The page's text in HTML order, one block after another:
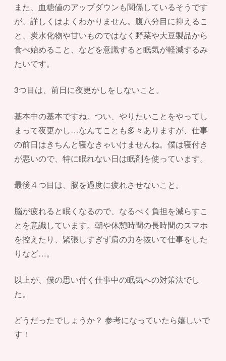
また、血糖値のアップダウンも関係しているそうです
が、詳しくはよくわかりません。腹八分目に抑えるこ
と、炭水化物や甘いものではなく野菜や大豆製品から
食べ始めること、などを意識すると眠気が軽減するみ
たいです。
3つ目は、前日に夜更かしをしないこと。
基本中の基本ですね。つい、やりたいことをやってし
まって夜更かし…なんてことも多々ありますが、仕事
の前日はきちんと寝なきゃいけませんね。僕は寝付き
が悪いので、特に眠れない日は眠剤を使っています。
最後４つ目は、脳を過度に疲れさせないこと。
脳が疲れると眠くなるので、なるべく負担を減らすこ
とを意識しています。朝や休憩時間の長時間のスマホ
を控えたり、緊張しすぎず肩の力を抜いて仕事をした
りなど…。
以上が、僕の思い付く仕事中の眠気への対策法でし
た。
どうだったでしょうか？ 参考になっていたら嬉しいで
す！